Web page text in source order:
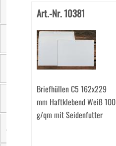
Sichtfenster
Einzelgewicht
Verschluss
Art.-Nr. 10381
Briefhüllen C5 162x229
mm Haftklebend Weiß 100
g/qm mit Seidenfutter